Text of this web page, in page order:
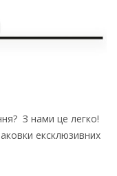
З нами це легко!
ексклюзивних